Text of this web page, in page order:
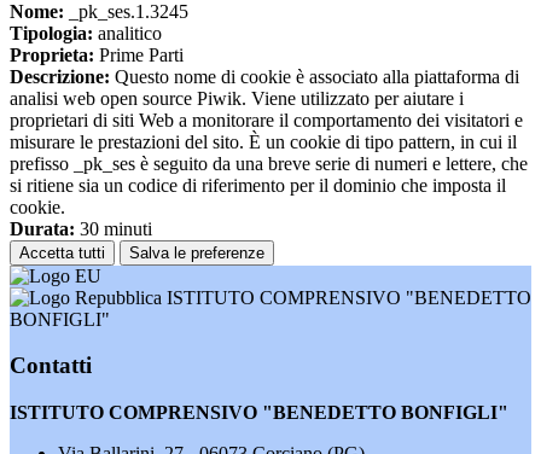
Nome: _pk_ses.1.3245
Tipologia: analitico
Proprieta: Prime Parti
Descrizione: Questo nome di cookie è associato alla piattaforma di
analisi web open source Piwik. Viene utilizzato per aiutare i
proprietari di siti Web a monitorare il comportamento dei visitatori e
misurare le prestazioni del sito. È un cookie di tipo pattern, in cui il
prefisso _pk_ses è seguito da una breve serie di numeri e lettere, che
si ritiene sia un codice di riferimento per il dominio che imposta il
cookie.
Durata: 30 minuti
Accetta tutti Salva le preferenze
ISTITUTO COMPRENSIVO "BENEDETTO
BONFIGLI"
Contatti
ISTITUTO COMPRENSIVO "BENEDETTO BONFIGLI"